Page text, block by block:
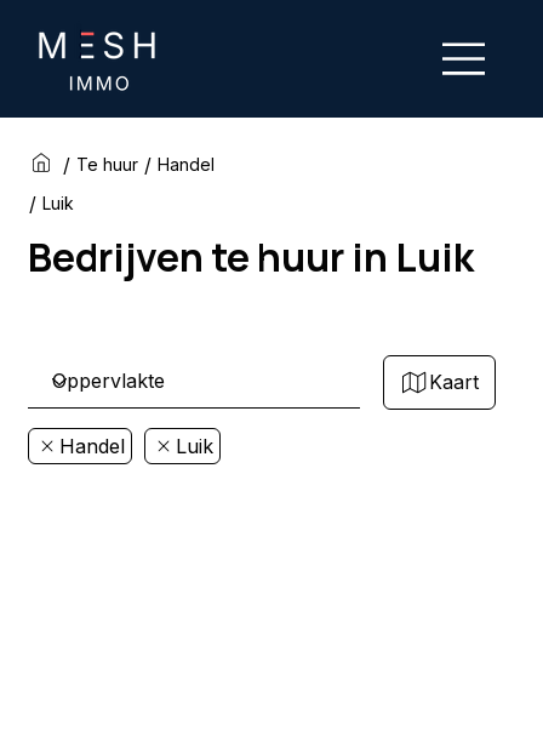
/ Te huur / Handel
/ Luik
Bedrijven te huur in Luik
Kaart
Handel Luik